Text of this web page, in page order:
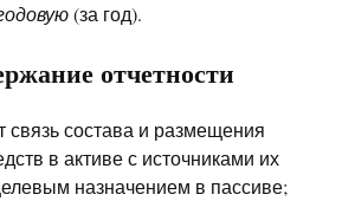
(за год).
отчетности
связь состава и размещения
в активе с источниками их
назначением в пассиве;